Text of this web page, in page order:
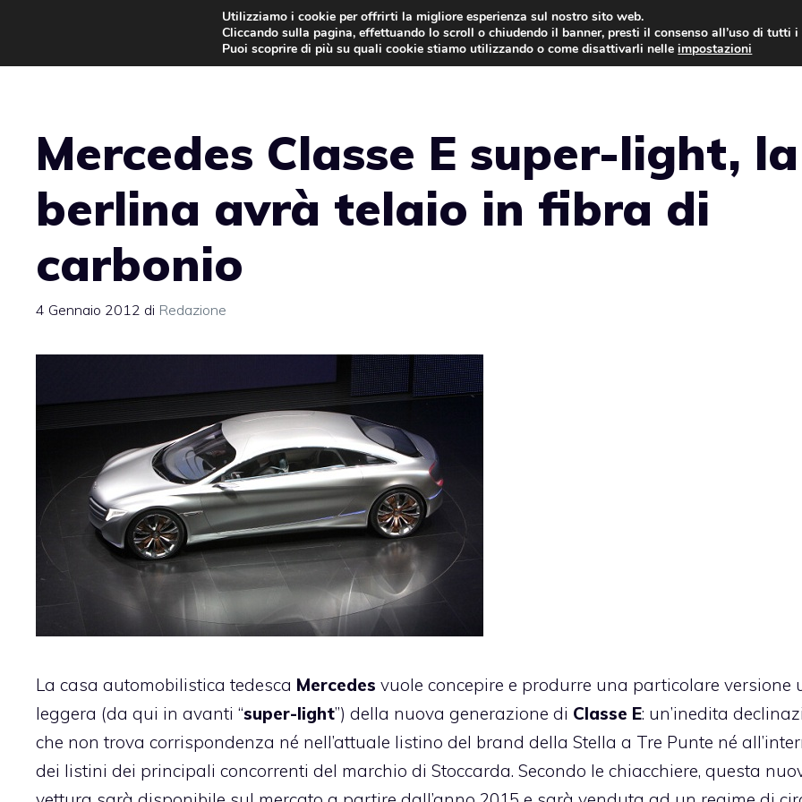
contenuto
AUTO NEWS
Mercedes Classe E super-light, la
berlina avrà telaio in fibra di
carbonio
4 Gennaio 2012 di Redazione
La casa automobilistica tedesca Mercedes vuole concepire e produrre una particolare versione
leggera (da qui in avanti “super-light”) della nuova generazione di Classe E: un’inedita
che non trova corrispondenza né nell’attuale listino del brand della Stella a Tre Punte né
dei listini dei principali concorrenti del marchio di Stoccarda. Secondo le chiacchiere, questa
Utilizziamo i cookie per offrirti la migliore esperienza sul nostro sito web.
Cliccando sulla pagina, effettuando lo scroll o chiudendo il banner, presti il consenso all’uso di tutti i
Puoi scoprire di più su quali cookie stiamo utilizzando o come disattivarli nelleimpostazioni